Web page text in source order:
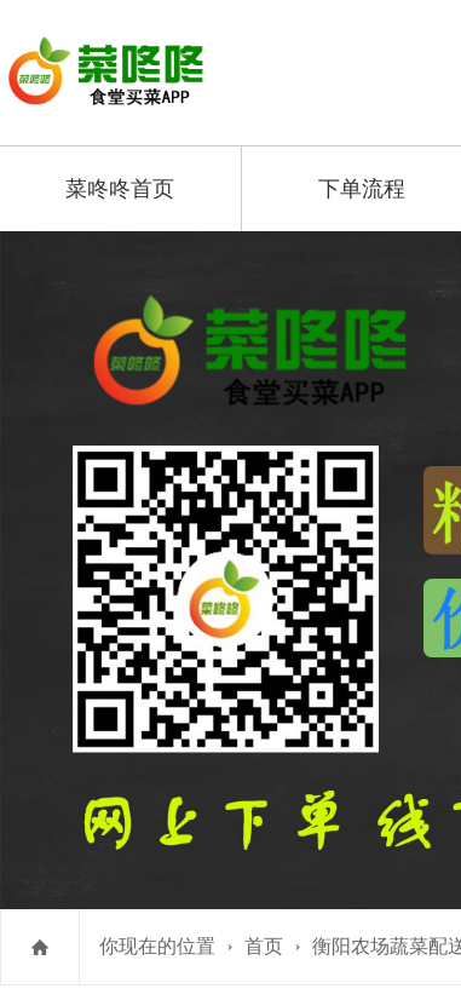
菜咚咚首页 下单流程
你现在的位置 首页 衡阳农场蔬菜配